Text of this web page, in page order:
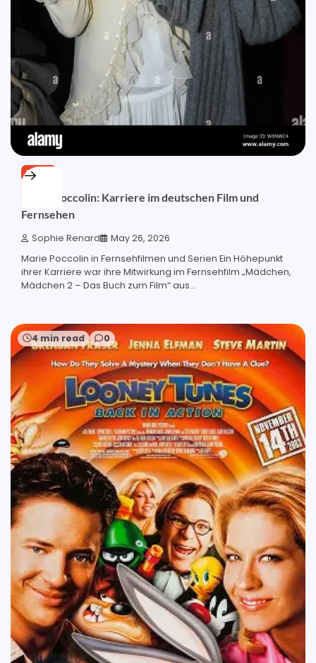
BLOG
Marie Poccolin: Karriere im deutschen Film und
Fernsehen
Sophie Renard May 26, 2026
Marie Poccolin in Fernsehfilmen und Serien Ein Höhepunkt
ihrer Karriere war ihre Mitwirkung im Fernsehfilm „Mädchen,
Mädchen 2 – Das Buch zum Film“ aus...
4 min read 0